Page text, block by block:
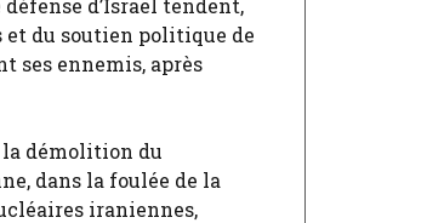
d’Israël tendent,
et du soutien politique de
ennemis, après
la démolition du
dans la foulée de la
iraniennes,